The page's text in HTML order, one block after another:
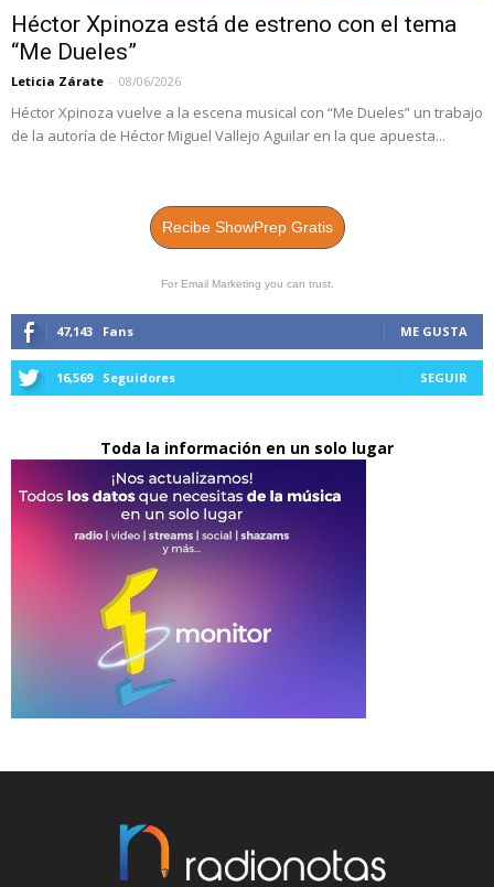
Héctor Xpinoza está de estreno con el tema
“Me Dueles”
Leticia Zárate - 08/06/2026
Héctor Xpinoza vuelve a la escena musical con “Me Dueles” un trabajo
de la autoría de Héctor Miguel Vallejo Aguilar en la que apuesta...
Recibe ShowPrep Gratis
For Email Marketing you can trust.
47,143 Fans ME GUSTA
16,569 Seguidores SEGUIR
Toda la información en un solo lugar